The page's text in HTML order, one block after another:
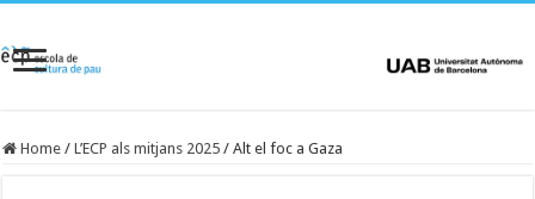
Home / L’ECP als mitjans 2025 / Alt el foc a Gaza